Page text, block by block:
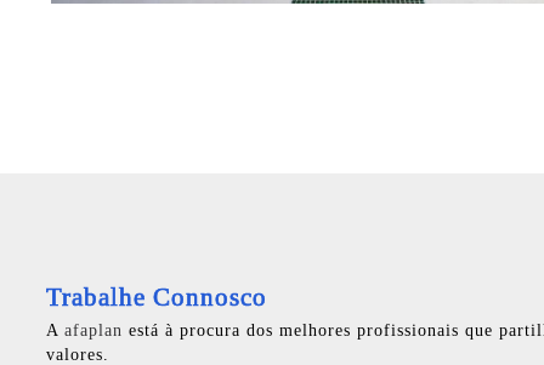
Trabalhe Connosco
A afaplan está à procura dos melhores profissionais que
valores.